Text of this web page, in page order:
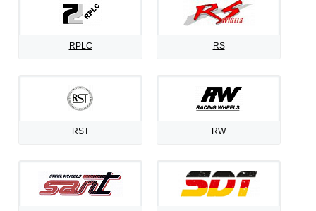
RPLC RS
RST RW